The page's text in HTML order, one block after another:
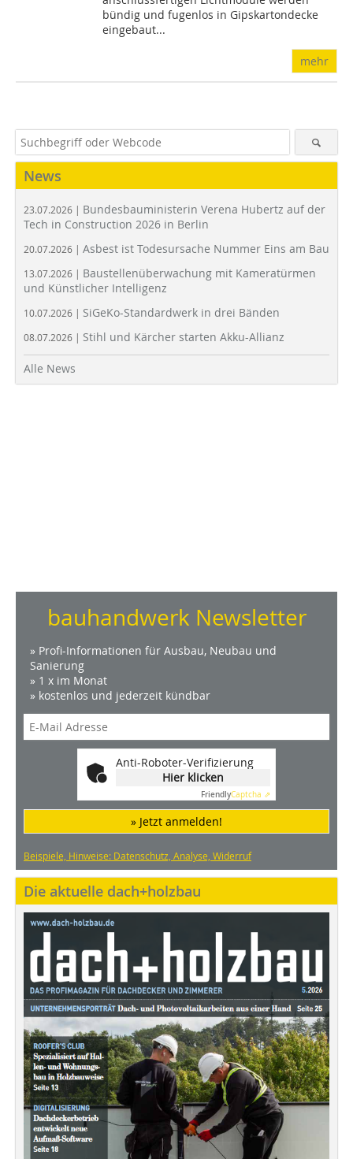
bündig und fugenlos in Gipskartondecke
eingebaut...
mehr
News
23.07.2026 | Bundesbauministerin Verena Hubertz auf der
Tech in Construction 2026 in Berlin
20.07.2026 | Asbest ist Todesursache Nummer Eins am Bau
13.07.2026 | Baustellenüberwachung mit Kameratürmen
und Künstlicher Intelligenz
10.07.2026 | SiGeKo-Standardwerk in drei Bänden
08.07.2026 | Stihl und Kärcher starten Akku-Allianz
Alle News
bauhandwerk Newsletter
» Profi-Informationen für Ausbau, Neubau und
Sanierung
» 1 x im Monat
» kostenlos und jederzeit kündbar
Anti-Roboter-Verifizierung
Hier klicken
FriendlyCaptcha ⇗
» Jetzt anmelden!
Beispiele, Hinweise: Datenschutz, Analyse, Widerruf
Die aktuelle dach+holzbau